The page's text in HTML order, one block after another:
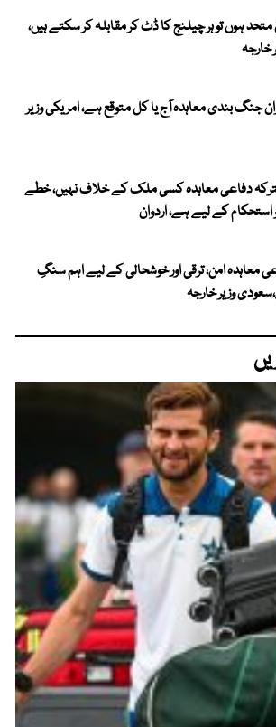
ہوں تو ہر چیلنج کا ڈٹ کر مقابلہ کر سکتے ہیں،
خارجہ
جنگ بندی معاہدہ آج یا کل متوقع ہے، امریکی وزیر
دفاعی معاہدہ کسی ملک کے خلاف نہیں، خطے
کے لیے ہے، اردوان
معاہدہ امن، ترقی اور خوشحالی کے لیے اہم سنگِ
وزیر خارجہ